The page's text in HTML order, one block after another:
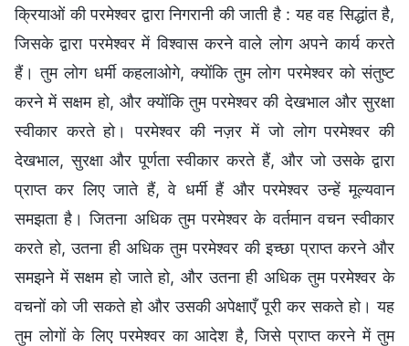
क्रियाओं की परमेश्वर द्वारा निगरानी की जाती है : यह वह सिद्धांत है,
जिसके द्वारा परमेश्वर में विश्वास करने वाले लोग अपने कार्य करते
हैं। तुम लोग धर्मी कहलाओगे, क्योंकि तुम लोग परमेश्वर को संतुष्ट
करने में सक्षम हो, और क्योंकि तुम परमेश्वर की देखभाल और सुरक्षा
स्वीकार करते हो। परमेश्वर की नज़र में जो लोग परमेश्वर की
देखभाल, सुरक्षा और पूर्णता स्वीकार करते हैं, और जो उसके द्वारा
प्राप्त कर लिए जाते हैं, वे धर्मी हैं और परमेश्वर उन्हें मूल्यवान
समझता है। जितना अधिक तुम परमेश्वर के वर्तमान वचन स्वीकार
करते हो, उतना ही अधिक तुम परमेश्वर की इच्छा प्राप्त करने और
समझने में सक्षम हो जाते हो, और उतना ही अधिक तुम परमेश्वर के
वचनों को जी सकते हो और उसकी अपेक्षाएँ पूरी कर सकते हो। यह
तुम लोगों के लिए परमेश्वर का आदेश है, जिसे प्राप्त करने में तुम